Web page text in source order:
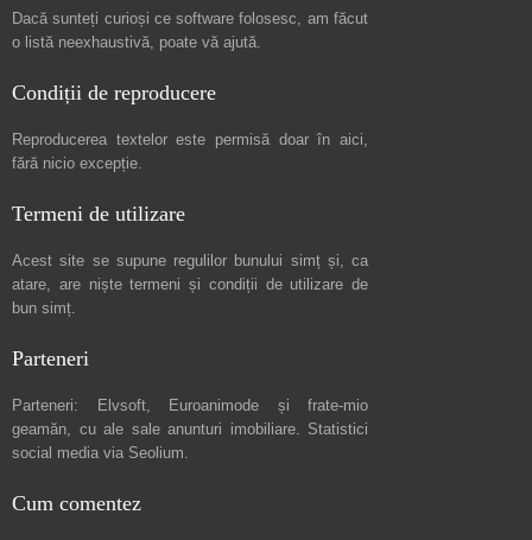
Dacă sunteți curioși ce software folosesc, am făcut
o listă neexhaustivă, poate vă ajută.
Condiții de reproducere
Reproducerea textelor este permisă doar în aici,
fără nicio excepție.
Termeni de utilizare
Acest site se supune regulilor bunului simț și, ca
atare, are niștetermeni și condiții de utilizare de
bun simț.
Parteneri
Parteneri: Elvsoft, Euroanimode și frate-mio
geamăn, cu ale sale anunturi imobiliare. Statistici
social media via Seolium.
Cum comentez